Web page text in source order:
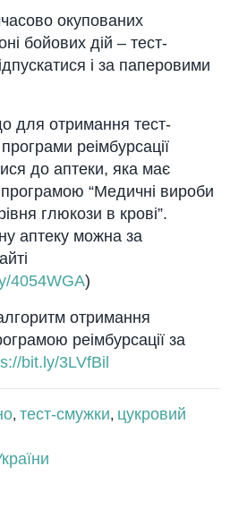
окупованих
бойових дій – тест-
і за паперовими
для отримання тест-
реімбурсації
до аптеки, яка має
“Медичні вироби
глюкози в крові”.
аптеку можна за
4054WGA)
отримання
реімбурсації за
bit.ly/3LVfBil
, тест-смужки, цукровий